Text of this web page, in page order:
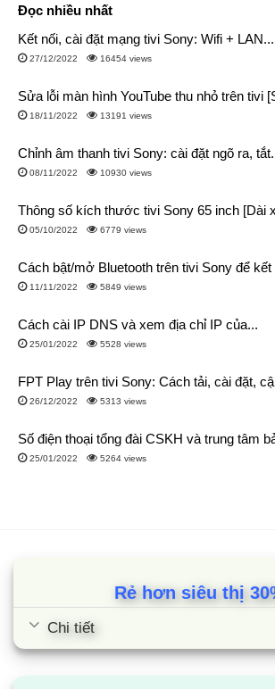
Đọc nhiều nhất
Kết nối, cài đặt mạng tivi Sony: Wifi + LAN...
27/12/2022 16454 views
Sửa lỗi màn hình YouTube thu nhỏ trên tivi
18/11/2022 13191 views
Chỉnh âm thanh tivi Sony: cài đặt ngõ ra,
08/11/2022 10930 views
Thông số kích thước tivi Sony 65 inch [Dài
05/10/2022 6779 views
Cách bật/mở Bluetooth trên tivi Sony để kết
11/11/2022 5849 views
Cách cài IP DNS và xem địa chỉ IP của...
25/01/2022 5528 views
FPT Play trên tivi Sony: Cách tải, cài đặt,
26/12/2022 5313 views
Số điện thoại tổng đài CSKH và trung tâm
25/01/2022 5264 views
Rẻ hơn siêu thị
Chi tiết